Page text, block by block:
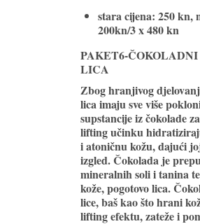
stara cijena: 250 kn,
200kn/3 x 480 kn
PAKET6-
LICA
Zbog hranjivog
lica imaju sve više
supstancije iz čokolade
lifting učinku
i atoničnu kožu, dajući
izgled. Čokolada je
mineralnih soli i tanina
kože, pogotovo lica.
lice, baš kao što hrani
lifting efektu, zateže i